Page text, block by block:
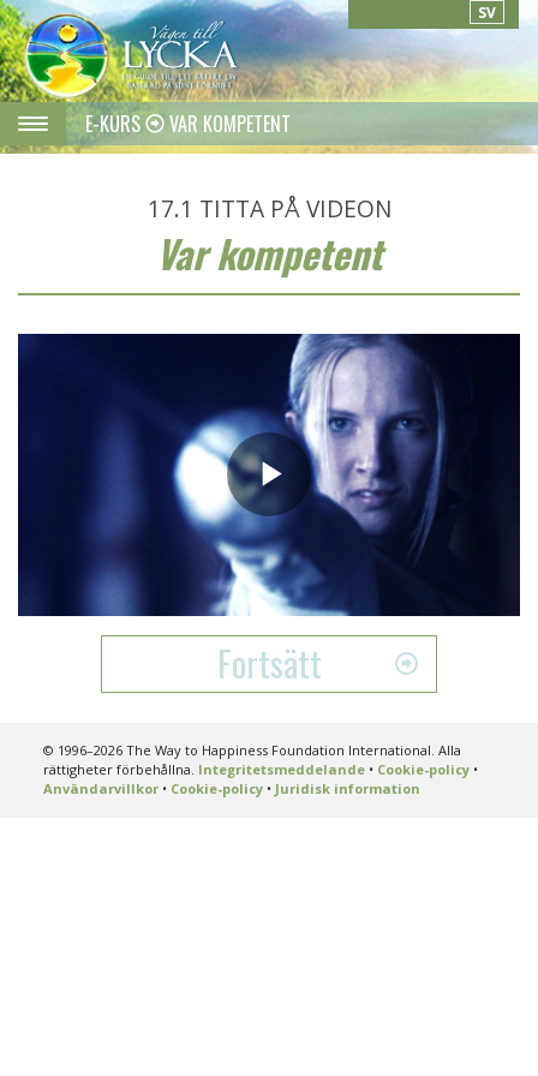
SV
E-KURS VAR KOMPETENT
17.1 TITTA PÅ VIDEON
Var kompetent
Play
Video
Fortsätt
© 1996–2026 The Way to Happiness Foundation International. Alla
rättigheter förbehållna. Integritetsmeddelande• Cookie-policy•
Användarvillkor• Cookie-policy• Juridisk information